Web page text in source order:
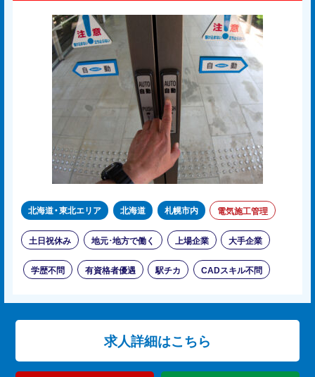
北海道・東北エリア 北海道 札幌市内 電気施工管理
土日祝休み 地元･地方で働く 上場企業 大手企業
学歴不問 有資格者優遇 駅チカ CADスキル不問
求人詳細はこちら